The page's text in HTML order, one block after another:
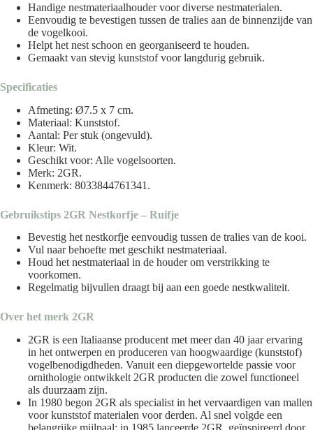
Handige nestmateriaalhouder voor diverse nestmaterialen.
Eenvoudig te bevestigen tussen de tralies aan de binnenzijde van
de vogelkooi.
Helpt het nest schoon en georganiseerd te houden.
Gemaakt van stevig kunststof voor langdurig gebruik.
Specificaties
Afmeting: Ø7.5 x 7 cm.
Materiaal: Kunststof.
Aantal: Per stuk (ongevuld).
Kleur: Wit.
Geschikt voor: Alle vogelsoorten.
Merk: 2GR.
Kenmerk: 8033844761341.
Gebruikstips 2GR Nestkorfje – Ruifje
Bevestig het nestkorfje eenvoudig tussen de tralies van de kooi.
Vul naar behoefte met geschikt nestmateriaal.
Houd het nestmateriaal in de houder om verstrikking te
voorkomen.
Regelmatig bijvullen draagt bij aan een goede nestkwaliteit.
Over het merk 2GR
2GR is een Italiaanse producent met meer dan 40 jaar ervaring
in het ontwerpen en produceren van hoogwaardige (kunststof)
vogelbenodigdheden. Vanuit een diepgewortelde passie voor
ornithologie ontwikkelt 2GR producten die zowel functioneel
als duurzaam zijn.
In 1980 begon 2GR als specialist in het vervaardigen van mallen
voor kunststof materialen voor derden. Al snel volgde een